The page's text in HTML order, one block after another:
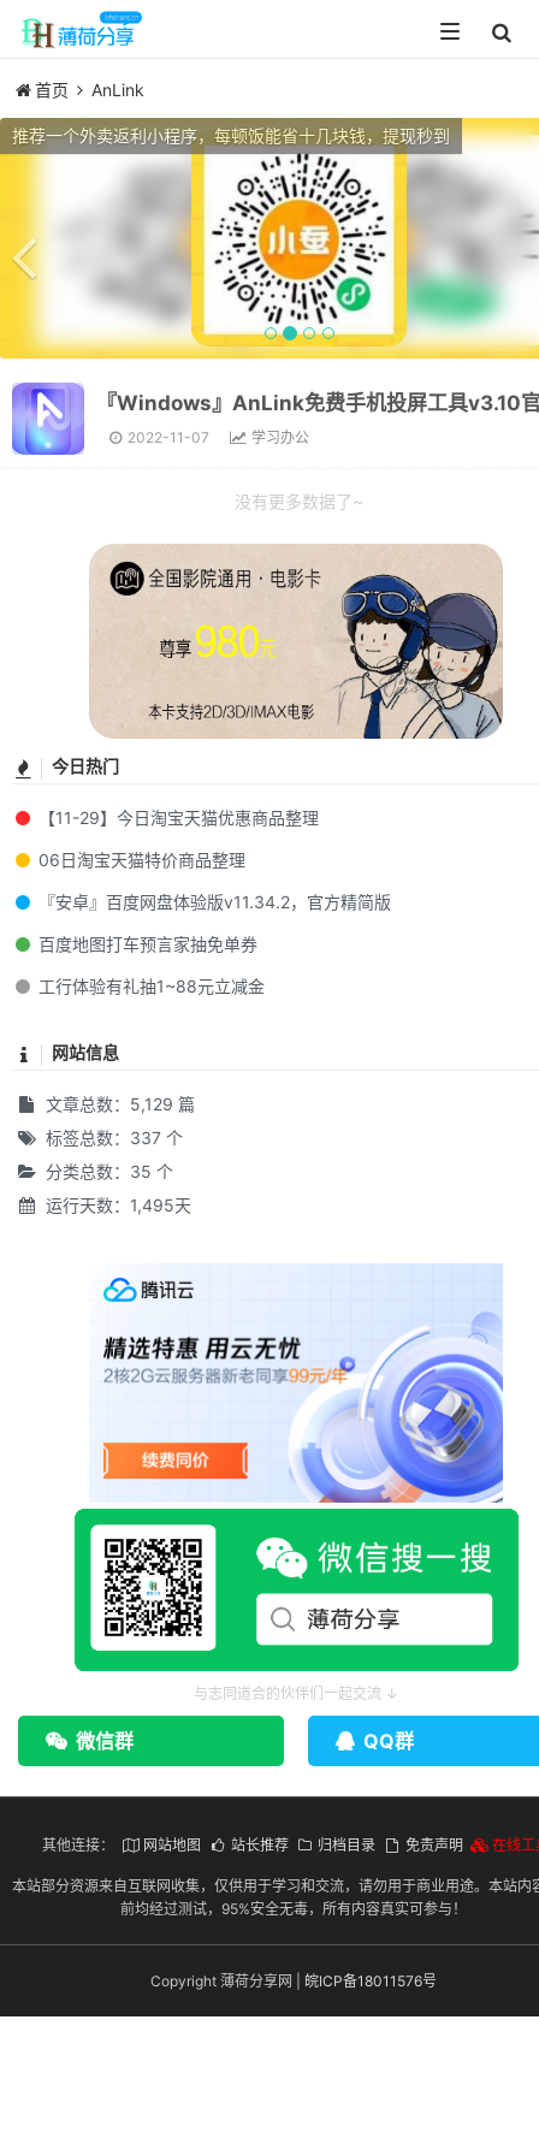
Toggle
navigation
首页 AnLink
推荐一个外卖返利小程序，每顿饭能省十几块钱，提现秒到
Previous
『Windows』AnLink免费手机投屏工具v3.10
2022-11-07 学习办公
没有更多数据了~
今日热门
【11-29】今日淘宝天猫优惠商品整理
06日淘宝天猫特价商品整理
『安卓』百度网盘体验版v11.34.2，官方精简版
百度地图打车预言家抽免单券
工行体验有礼抽1~88元立减金
网站信息
文章总数：5,129 篇
标签总数：337 个
分类总数：35 个
运行天数：1,495天
与志同道合的伙伴们一起交流 ↓
微信群 QQ群
其他连接： 网站地图 站长推荐 归档目录 免责声明 在线工
本站部分资源来自互联网收集，仅供用于学习和交流，请勿用于商业用途。本站内
前均经过测试，95%安全无毒，所有内容真实可参与！
Copyright 薄荷分享网 | 皖ICP备18011576号